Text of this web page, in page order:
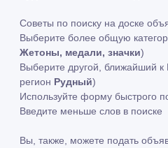
Советы по поиску на доске
Выберите более общую
Жетоны, медали, значки)
Выберите другой, ближайший к
регион Рудный)
Используйте форму быстрого
Введите меньше слов в поиске
Вы, также, можете подать